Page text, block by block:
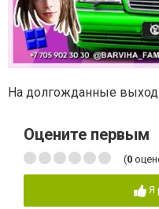
На долгожданные
Оцените первым
(0
Я